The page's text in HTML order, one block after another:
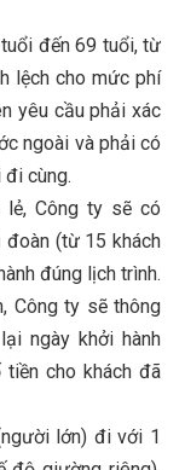
đến 69 tuổi, từ
lệch cho mức phí
yêu cầu phải xác
ngoài và phải có
cùng.
lẻ, Công ty sẽ có
đoàn (từ 15 khách
đúng lịch trình.
Công ty sẽ thông
ngày khởi hành
cho khách đã
lớn) đi với 1